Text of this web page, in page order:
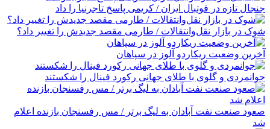
جنجال تازه در فوتبال ایران / کریمی پاسخ تاجرنیا را داد
شوک در بازار نقل‌وانتقالات / طارمی مقصد جدیدش را تغییر داد؟
آخرین وضعیت ریکاردو آلوز در سپاهان
جوانمردی و گلوی با طلای جهانی رکورد فینال را شکستند
صعود صنعت نفت آبادان به لیگ برتر / مس رفسنجان بازنده اعلام
شد